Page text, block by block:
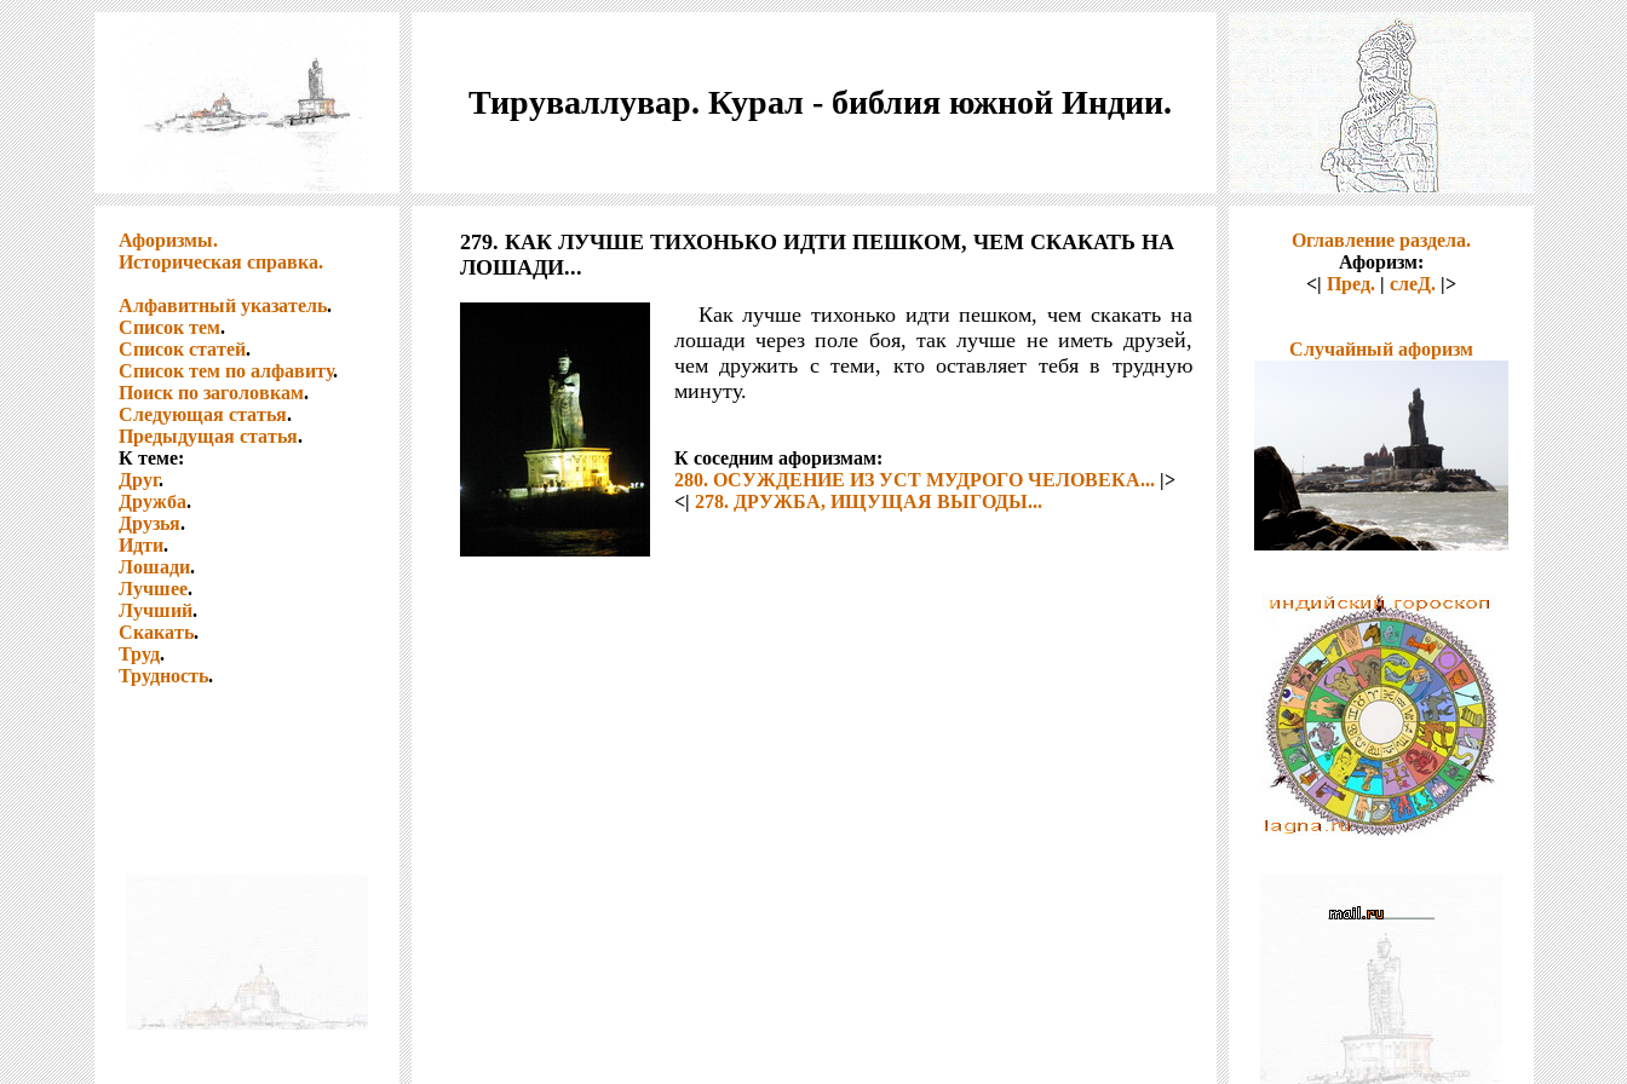
Тируваллувар. Курал - библия южной Индии.
Афоризмы.
Историческая справка.
Алфавитный указатель.
Список тем.
Список статей.
Список тем по алфавиту.
Поиск по заголовкам.
Следующая статья.
Предыдущая статья.
К теме:
Друг.
Дружба.
Друзья.
Идти.
Лошади.
Лучшее.
Лучший.
Скакать.
Труд.
Трудность.
279. КАК ЛУЧШЕ ТИХОНЬКО ИДТИ ПЕШКОМ, ЧЕМ СКАКАТЬ НА
ЛОШАДИ...
Как лучше тихонько идти пешком, чем скакать на
лошади через поле боя, так лучше не иметь друзей,
чем дружить с теми, кто оставляет тебя в трудную
минуту.
К соседним афоризмам:
280. ОСУЖДЕНИЕ ИЗ УСТ МУДРОГО ЧЕЛОВЕКА...|>
<| 278. ДРУЖБА, ИЩУЩАЯ ВЫГОДЫ...
Оглавление раздела.
Афоризм:
<| Пред.| слеД.|>
Случайный афоризм